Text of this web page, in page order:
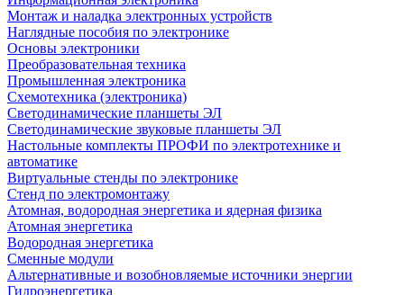
Монтаж и наладка электронных устройств
Наглядные пособия по электронике
Основы электроники
Преобразовательная техника
Промышленная электроника
Схемотехника (электроника)
Светодинамические планшеты ЭЛ
Светодинамические звуковые планшеты ЭЛ
Настольные комплекты ПРОФИ по электротехнике и
автоматике
Виртуальные стенды по электронике
Стенд по электромонтажу
Атомная, водородная энергетика и ядерная физика
Атомная энергетика
Водородная энергетика
Сменные модули
Альтернативные и возобновляемые источники энергии
Гидроэнергетика